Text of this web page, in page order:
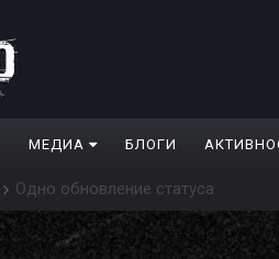
МЕДИА БЛОГИ
Одно обновление статуса